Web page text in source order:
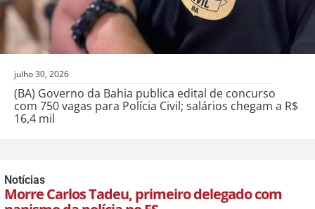
julho 30, 2026
(BA) Governo da Bahia publica edital de concurso
com 750 vagas para Polícia Civil; salários chegam a R$
16,4 mil
Notícias
Morre Carlos Tadeu, primeiro delegado com